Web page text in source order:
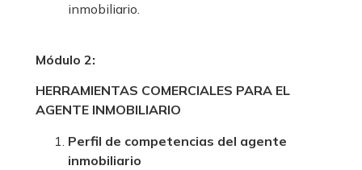
inmobiliario.
Módulo 2:
HERRAMIENTAS COMERCIALES PARA EL
AGENTE INMOBILIARIO
Perfil de competencias del agente
inmobiliario